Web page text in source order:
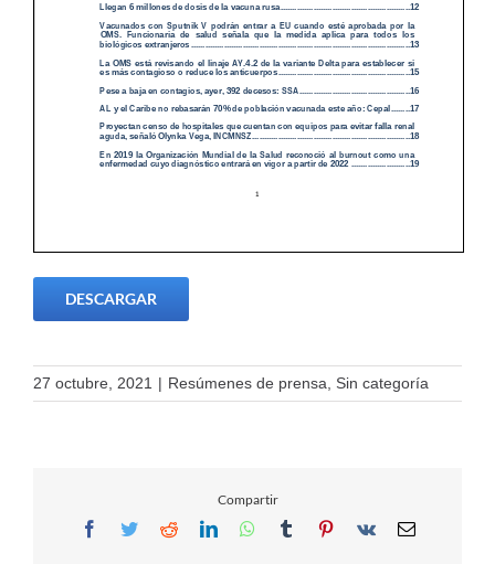
DESCARGAR
27 octubre, 2021 | Resúmenes de prensa, Sin categoría
Compartir
Facebook
TwitterRedditLinkedInWhatsApp
TumblrPinterest
Vk Email